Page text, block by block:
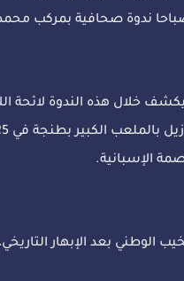
خلال هذه الندوة لائحة